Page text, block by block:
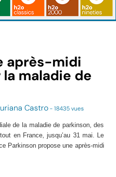
après-midi
la maladie de
Castro- 18435 vues
de la maladie de parkinson, des
en France, jusqu’au 31 mai. Le
Parkinson propose une après-midi